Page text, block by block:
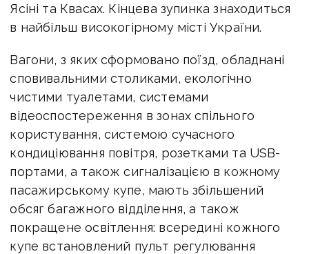
Ясіні та Квасах. Кінцева зупинка знаходиться
в найбільш високогірному місті України.
Вагони, з яких сформовано поїзд, обладнані
сповивальними столиками, екологічно
чистими туалетами, системами
відеоспостереження в зонах спільного
користування, системою сучасного
кондиціювання повітря, розетками та USB-
портами, а також сигналізацією в кожному
пасажирському купе, мають збільшений
обсяг багажного відділення, а також
покращене освітлення: всередині кожного
купе встановлений пульт регулювання